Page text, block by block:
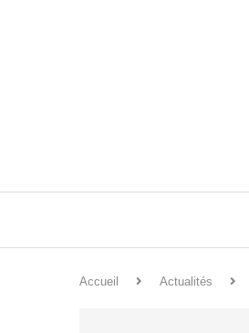
Accueil Actualités